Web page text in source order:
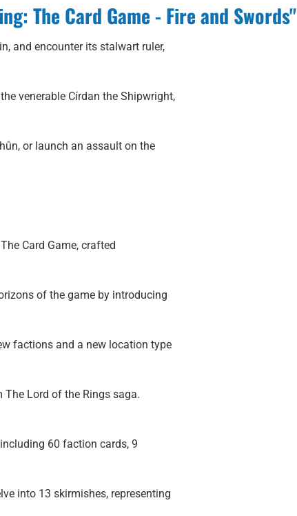
The Card Game - Fire and Swords"
and encounter its stalwart ruler,
venerable Círdan the Shipwright,
or launch an assault on the
Card Game, crafted
of the game by introducing
factions and a new location type
Lord of the Rings saga.
60 faction cards, 9
into 13 skirmishes, representing